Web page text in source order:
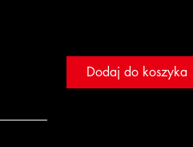
Dodaj do koszyka